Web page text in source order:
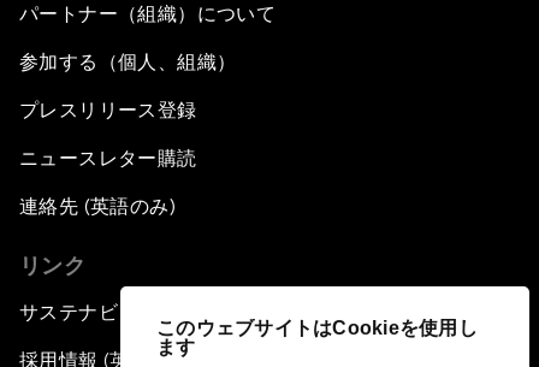
このウェブサイトはCookieを使用し
ます
パートナー（組織）について
参加する（個人、組織）
プレスリリース登録
ニュースレター購読
連絡先 (英語のみ)
リンク
サステナビリティへの取り組み
採用情報 (英語のみ)